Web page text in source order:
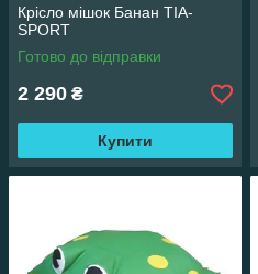
Крісло мішок Банан TIA-
SPORT
Готово до відправки
2 290 ₴
Купити